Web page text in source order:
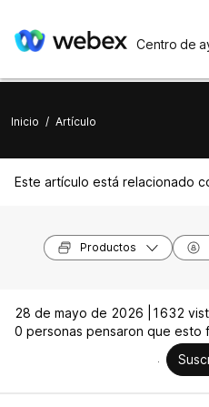
Centro de
Inicio / Artículo
Este artículo está relacionado
Productos
28 de mayo de 2026 |
1632
0 personas pensaron que esto